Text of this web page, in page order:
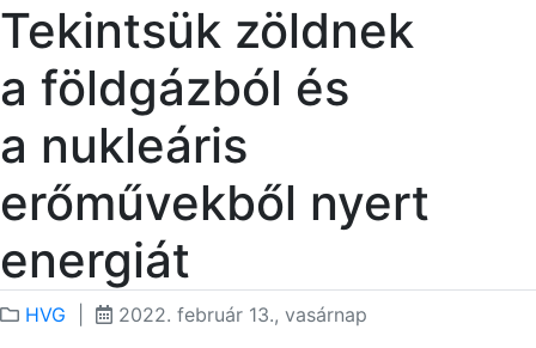
Tekintsük zöldnek
a földgázból és
a nukleáris
erőművekből nyert
energiát
HVG 2022. február 13., vasárnap